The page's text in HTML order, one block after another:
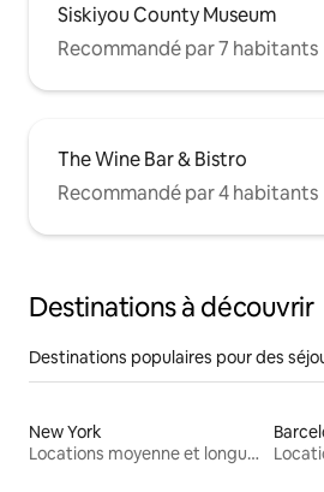
Siskiyou County Museum
Recommandé par 7 habitants
The Wine Bar & Bistro
Recommandé par 4 habitants
Destinations à découvrir
Destinations populaires pour des
New York
Locations moyenne et longue durée